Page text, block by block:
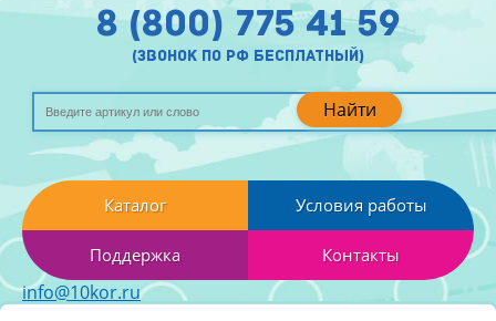
Найти
8 (800) 775 41 59
(звонок по рф бесплатный)
Каталог Условия работы
Поддержка Контакты
info@10kor.ru